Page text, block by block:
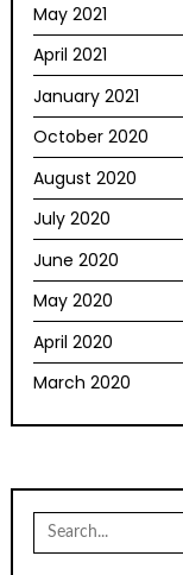
May 2021
April 2021
January 2021
October 2020
August 2020
July 2020
June 2020
May 2020
April 2020
March 2020
Search
for: